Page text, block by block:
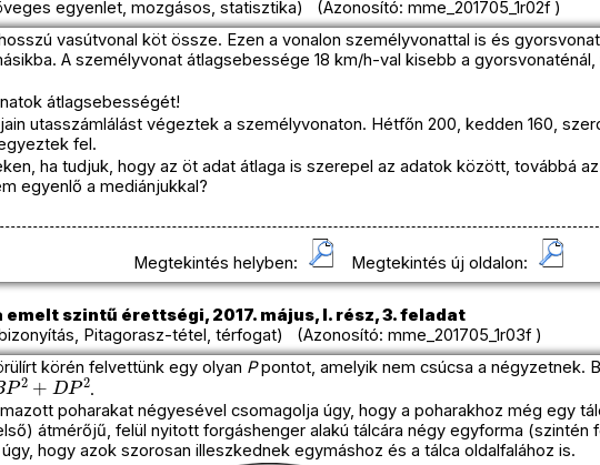
egyenlet, mozgásos, statisztika) (Azonosító: mme_201705_1r02f )
vasútvonal köt össze. Ezen a vonalon személyvonattal is és
A személyvonat átlagsebessége 18 km/h-val kisebb a
átlagsebességét!
utasszámlálást végeztek a személyvonaton. Hétfőn 200, kedden 160,
fel.
ha tudjuk, hogy az öt adat átlaga is szerepel az adatok között, továbbá
egyenlő a mediánjukkal?
Megtekintés helyben: Megtekintés új oldalon:
szintű érettségi, 2017. május, I. rész, 3. feladat
Pitagorasz-tétel, térfogat) (Azonosító: mme_201705_1r03f )
körén felvettünk egy olyan Ppontot, amelyik nem csúcsa a négyzetnek.
+DP2
.
poharakat négyesével csomagolja úgy, hogy a poharakhoz még egy
átmérőjű, felül nyitott forgáshenger alakú tálcára négy egyforma (szintén
hogy azok szorosan illeszkednek egymáshoz és a tálca oldalfalához is.